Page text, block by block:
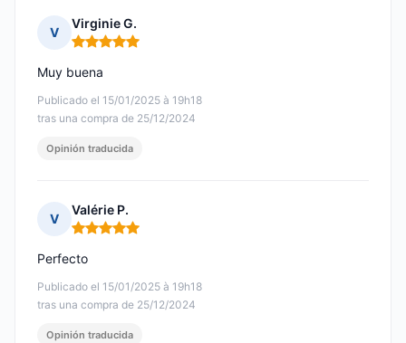
V
Virginie G.
Nota: 5 de 5
Publicado el 15/01/2025 à 19h18
tras una compra de 25/12/2024
Muy buena
Opinión traducida
V
Valérie P.
Nota: 5 de 5
Publicado el 15/01/2025 à 19h18
tras una compra de 25/12/2024
Perfecto
Opinión traducida